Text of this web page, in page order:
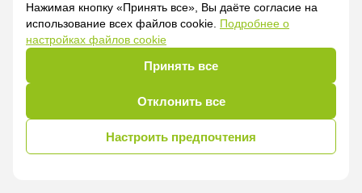
Нажимая кнопку «Принять все», Вы даёте согласие на
использование всех файлов cookie. Подробнее о
настройках файлов cookie
Принять все
Отклонить все
Настроить предпочтения